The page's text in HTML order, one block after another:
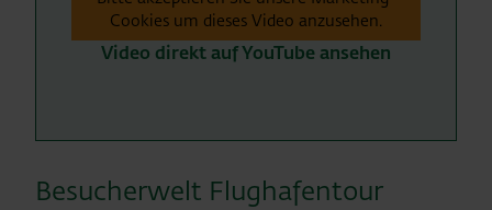
Cookies um dieses Video anzusehen.
Video direkt auf YouTube ansehen
Besucherwelt Flughafentour